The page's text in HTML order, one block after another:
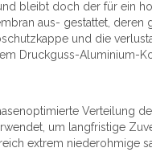
bleibt doch der für ein
aus- gestattet, deren
und die
Druckguss-Aluminium-
Verteilung
um langfristige
extrem niederohmige